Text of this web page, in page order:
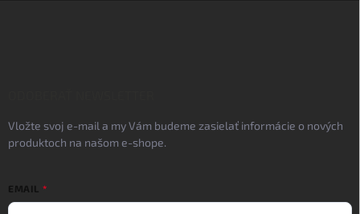
Vložte svoj e-mail a my Vám budeme zasielať informácie o nových
produktoch na našom e-shope.
EMAIL